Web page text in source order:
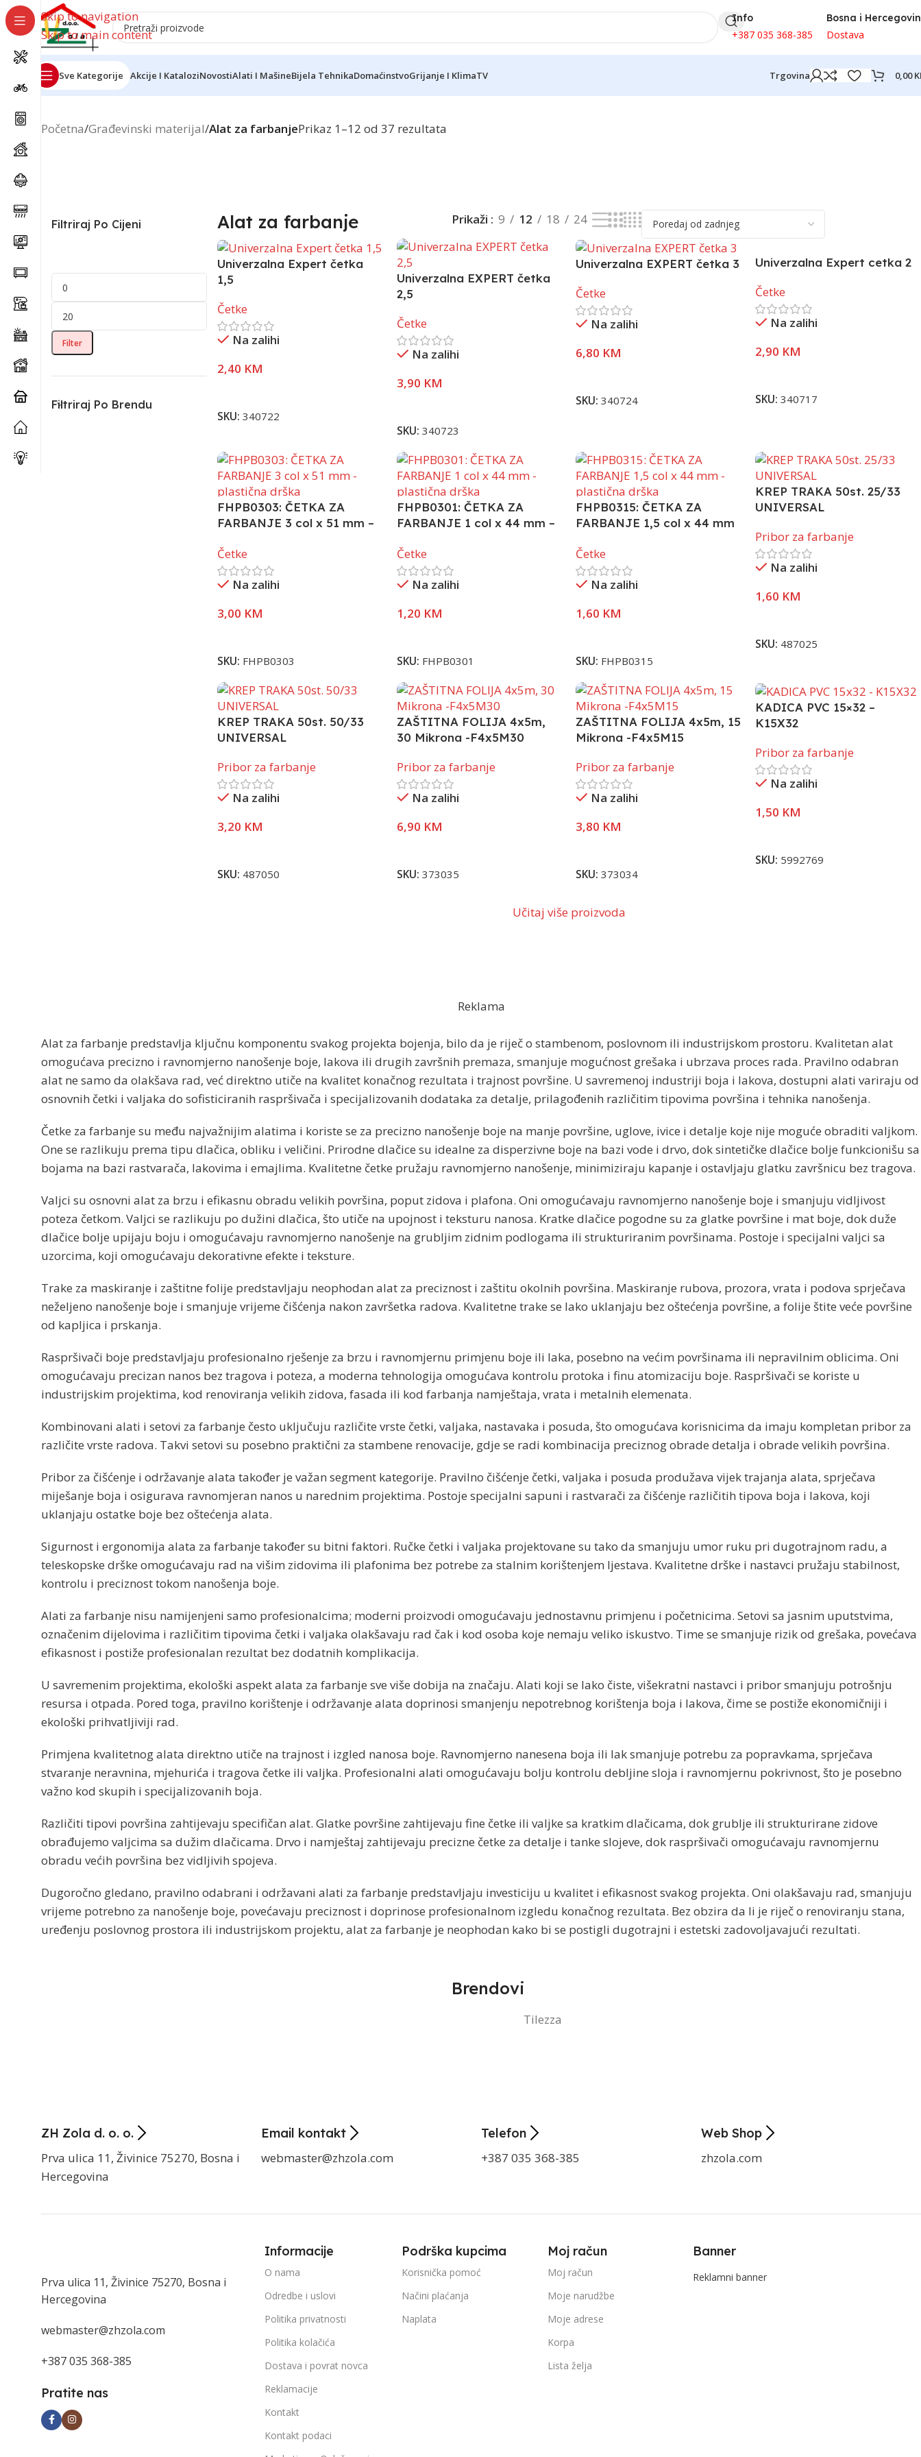
Skip to navigation
Skip to main content
Info
+387 035 368-385
Bosna i
Dostava
Sve Kategorije Akcije I KataloziNovostiAlati I MašineBijela TehnikaDomaćinstvoGrijanje I KlimaTV Trgovina 0,00
Početna/Građevinski materijal/Alat za farbanjePrikaz 1–12 od 37 rezultata
Filtriraj Po Cijeni
Filter
Filtriraj Po Brendu
Alat za farbanje Prikaži 9 12 18 24
Univerzalna Expert četka
1,5
Četke
Na zalihi
2,40 KM
SKU: 340722
Univerzalna EXPERT četka
2,5
Četke
Na zalihi
3,90 KM
SKU: 340723
Univerzalna EXPERT četka 3
Četke
Na zalihi
6,80 KM
SKU:340724
Univerzalna Expert cetka 2
Četke
Na zalihi
2,90 KM
SKU:340717
FHPB0303: ČETKA ZA
FARBANJE 3 col x 51 mm –
Četke
Na zalihi
3,00 KM
SKU: FHPB0303
FHPB0301: ČETKA ZA
FARBANJE 1 col x 44 mm –
Četke
Na zalihi
1,20 KM
SKU: FHPB0301
FHPB0315: ČETKA ZA
FARBANJE 1,5 col x 44 mm
Četke
Na zalihi
1,60 KM
SKU: FHPB0315
KREP TRAKA 50st. 25/33
UNIVERSAL
Pribor za farbanje
Na zalihi
1,60 KM
SKU: 487025
KREP TRAKA 50st. 50/33
UNIVERSAL
Pribor za farbanje
Na zalihi
3,20 KM
SKU: 487050
ZAŠTITNA FOLIJA 4x5m,
30 Mikrona -F4x5M30
Pribor za farbanje
Na zalihi
6,90 KM
SKU: 373035
ZAŠTITNA FOLIJA 4x5m, 15
Mikrona -F4x5M15
Pribor za farbanje
Na zalihi
3,80 KM
SKU:373034
KADICA PVC 15×32 –
K15X32
Pribor za farbanje
Na zalihi
1,50 KM
SKU: 5992769
Učitaj više proizvoda
Reklama
Alat za farbanje predstavlja ključnu komponentu svakog projekta bojenja, bilo da je riječ o stambenom, poslovnom ili industrijskom prostoru. Kvalitetan alat
omogućava precizno i ravnomjerno nanošenje boje, lakova ili drugih završnih premaza, smanjuje mogućnost grešaka i ubrzava proces rada. Pravilno odabran
alat ne samo da olakšava rad, već direktno utiče na kvalitet konačnog rezultata i trajnost površine. U savremenoj industriji boja i lakova, dostupni alati variraju od
osnovnih četki i valjaka do sofisticiranih raspršivača i specijalizovanih dodataka za detalje, prilagođenih različitim tipovima površina i tehnika nanošenja.
Četke za farbanje su među najvažnijim alatima i koriste se za precizno nanošenje boje na manje površine, uglove, ivice i detalje koje nije moguće obraditi valjkom.
One se razlikuju prema tipu dlačica, obliku i veličini. Prirodne dlačice su idealne za disperzivne boje na bazi vode i drvo, dok sintetičke dlačice bolje funkcionišu sa
bojama na bazi rastvarača, lakovima i emajlima. Kvalitetne četke pružaju ravnomjerno nanošenje, minimiziraju kapanje i ostavljaju glatku završnicu bez tragova.
Valjci su osnovni alat za brzu i efikasnu obradu velikih površina, poput zidova i plafona. Oni omogućavaju ravnomjerno nanošenje boje i smanjuju vidljivost
poteza četkom. Valjci se razlikuju po dužini dlačica, što utiče na upojnost i teksturu nanosa. Kratke dlačice pogodne su za glatke površine i mat boje, dok duže
dlačice bolje upijaju boju i omogućavaju ravnomjerno nanošenje na grubljim zidnim podlogama ili strukturiranim površinama. Postoje i specijalni valjci sa
uzorcima, koji omogućavaju dekorativne efekte i teksture.
Trake za maskiranje i zaštitne folije predstavljaju neophodan alat za preciznost i zaštitu okolnih površina. Maskiranje rubova, prozora, vrata i podova sprječava
neželjeno nanošenje boje i smanjuje vrijeme čišćenja nakon završetka radova. Kvalitetne trake se lako uklanjaju bez oštećenja površine, a folije štite veće površine
od kapljica i prskanja.
Raspršivači boje predstavljaju profesionalno rješenje za brzu i ravnomjernu primjenu boje ili laka, posebno na većim površinama ili nepravilnim oblicima. Oni
omogućavaju precizan nanos bez tragova i poteza, a moderna tehnologija omogućava kontrolu protoka i finu atomizaciju boje. Raspršivači se koriste u
industrijskim projektima, kod renoviranja velikih zidova, fasada ili kod farbanja namještaja, vrata i metalnih elemenata.
Kombinovani alati i setovi za farbanje često uključuju različite vrste četki, valjaka, nastavaka i posuda, što omogućava korisnicima da imaju kompletan pribor za
različite vrste radova. Takvi setovi su posebno praktični za stambene renovacije, gdje se radi kombinacija preciznog obrade detalja i obrade velikih površina.
Pribor za čišćenje i održavanje alata također je važan segment kategorije. Pravilno čišćenje četki, valjaka i posuda produžava vijek trajanja alata, sprječava
miješanje boja i osigurava ravnomjeran nanos u narednim projektima. Postoje specijalni sapuni i rastvarači za čišćenje različitih tipova boja i lakova, koji
uklanjaju ostatke boje bez oštećenja alata.
Sigurnost i ergonomija alata za farbanje također su bitni faktori. Ručke četki i valjaka projektovane su tako da smanjuju umor ruku pri dugotrajnom radu, a
teleskopske drške omogućavaju rad na višim zidovima ili plafonima bez potrebe za stalnim korištenjem ljestava. Kvalitetne drške i nastavci pružaju stabilnost,
kontrolu i preciznost tokom nanošenja boje.
Alati za farbanje nisu namijenjeni samo profesionalcima; moderni proizvodi omogućavaju jednostavnu primjenu i početnicima. Setovi sa jasnim uputstvima,
označenim dijelovima i različitim tipovima četki i valjaka olakšavaju rad čak i kod osoba koje nemaju veliko iskustvo. Time se smanjuje rizik od grešaka, povećava
efikasnost i postiže profesionalan rezultat bez dodatnih komplikacija.
U savremenim projektima, ekološki aspekt alata za farbanje sve više dobija na značaju. Alati koji se lako čiste, višekratni nastavci i pribor smanjuju potrošnju
resursa i otpada. Pored toga, pravilno korištenje i održavanje alata doprinosi smanjenju nepotrebnog korištenja boja i lakova, čime se postiže ekonomičniji i
ekološki prihvatljiviji rad.
Primjena kvalitetnog alata direktno utiče na trajnost i izgled nanosa boje. Ravnomjerno nanesena boja ili lak smanjuje potrebu za popravkama, sprječava
stvaranje neravnina, mjehurića i tragova četke ili valjka. Profesionalni alati omogućavaju bolju kontrolu debljine sloja i ravnomjernu pokrivnost, što je posebno
važno kod skupih i specijalizovanih boja.
Različiti tipovi površina zahtijevaju specifičan alat. Glatke površine zahtijevaju fine četke ili valjke sa kratkim dlačicama, dok grublje ili strukturirane zidove
obrađujemo valjcima sa dužim dlačicama. Drvo i namještaj zahtijevaju precizne četke za detalje i tanke slojeve, dok raspršivači omogućavaju ravnomjernu
obradu većih površina bez vidljivih spojeva.
Dugoročno gledano, pravilno odabrani i održavani alati za farbanje predstavljaju investiciju u kvalitet i efikasnost svakog projekta. Oni olakšavaju rad, smanjuju
vrijeme potrebno za nanošenje boje, povećavaju preciznost i doprinose profesionalnom izgledu konačnog rezultata. Bez obzira da li je riječ o renoviranju stana,
uređenju poslovnog prostora ili industrijskom projektu, alat za farbanje je neophodan kako bi se postigli dugotrajni i estetski zadovoljavajući rezultati.
Brendovi
Tilezza
ZH Zola d. o. o.
Prva ulica 11, Živinice 75270, Bosna i
Hercegovina
Email kontakt
webmaster@zhzola.com
Telefon
+387 035 368-385
Web Shop
zhzola.com
Prva ulica 11, Živinice 75270, Bosna i
Hercegovina
webmaster@zhzola.com
+387 035 368-385
Pratite nas
Informacije
O nama
Odredbe i uslovi
Politika privatnosti
Politika kolačića
Dostava i povrat novca
Reklamacije
Kontakt
Kontakt podaci
Podrška kupcima
Korisnička pomoć
Načini plaćanja
Naplata
Moj račun
Moj račun
Moje narudžbe
Moje adrese
Korpa
Lista želja
Banner
Reklamni banner